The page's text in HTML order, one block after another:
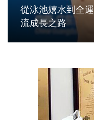
從泳池嬉水到全
流成長之路